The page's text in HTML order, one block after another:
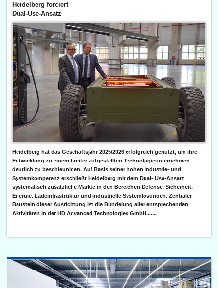
Heidelberg forciert
Dual-Use-Ansatz
Heidelberg hat das Geschäftsjahr 2025/2026 erfolgreich genutzt, um ihre
Entwicklung zu einem breiter aufgestellten Technologieunternehmen
deutlich zu beschleunigen. Auf Basis seiner hohen Industrie- und
Systemkompetenz erschließt Heidelberg mit dem Dual- Use-Ansatz
systematisch zusätzliche Märkte in den Bereichen Defense, Sicherheit,
Energie, Ladeinfrastruktur und industrielle Systemlösungen. Zentraler
Baustein dieser Ausrichtung ist die Bündelung aller entsprechenden
Aktivitäten in der HD Advanced Technologies GmbH.......